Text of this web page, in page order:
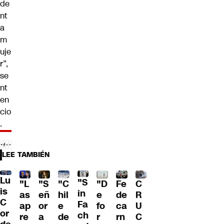
de
nt
a
m
uje
r”,
se
nt
en
cio
.
LEE TAMBIÉN
Lu
is
C
or
"L
as
ap
re
"S
eñ
or
a
"C
hil
e
de
"S
in
Fa
ch
"D
e
fo
r
Fe
de
ca
rn
C
R
U
C